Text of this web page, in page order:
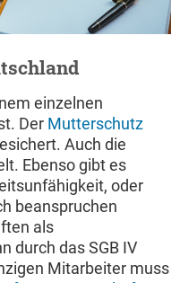
einzelnen
Der Mutterschutz
Auch die
Ebenso gibt es
oder
beanspruchen
als
durch das SGB IV
Mitarbeiter muss